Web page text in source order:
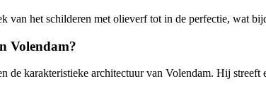
het schilderen met olieverf tot in de perfectie, wat
Volendam?
karakteristieke architectuur van Volendam. Hij streeft